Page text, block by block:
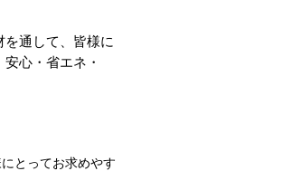
通して、皆様に
心・省エネ・
とってお求めやす